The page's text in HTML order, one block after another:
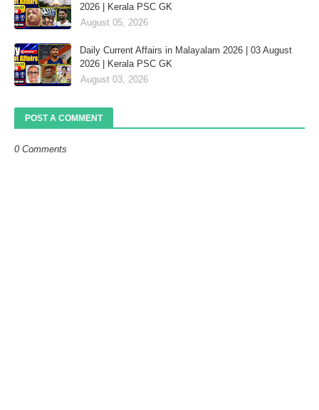
2026 | Kerala PSC GK
August 05, 2026
Daily Current Affairs in Malayalam 2026 | 03 August
2026 | Kerala PSC GK
August 03, 2026
POST A COMMENT
0 Comments